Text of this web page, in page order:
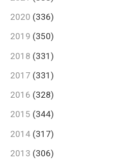
2020 (336)
2019 (350)
2018 (331)
2017 (331)
2016 (328)
2015 (344)
2014 (317)
2013 (306)